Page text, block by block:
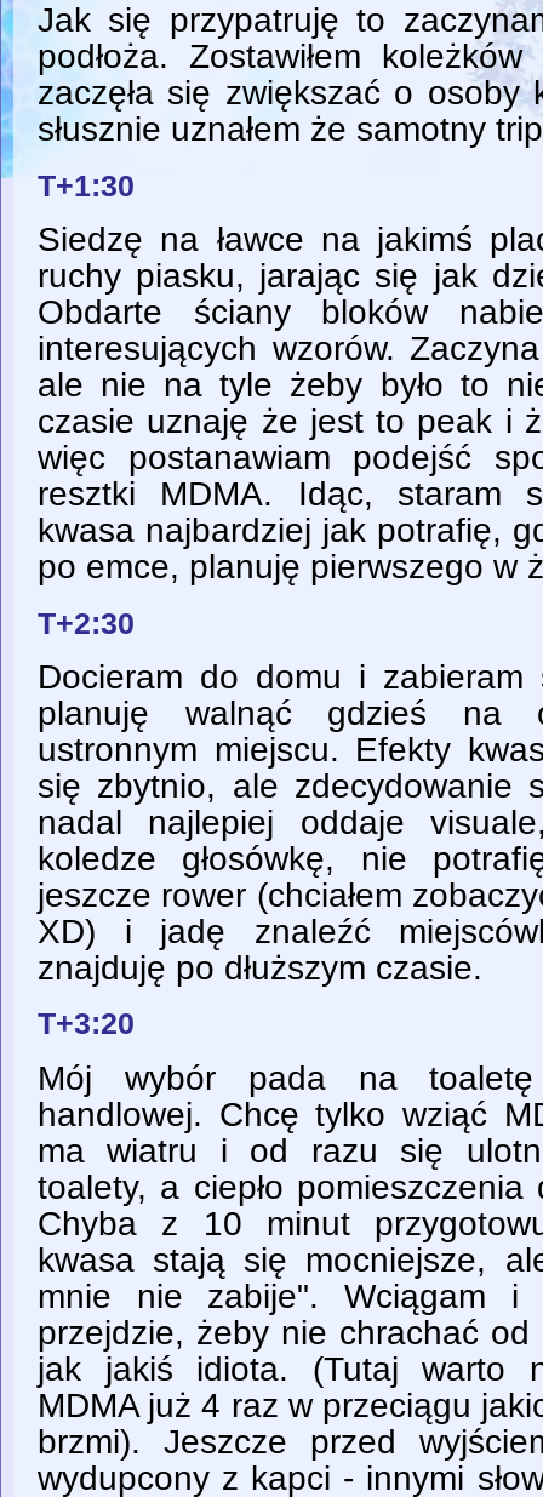
Jak się przypatruję to
podłoża. Zostawiłem
zaczęła się zwiększać o osoby
słusznie uznałem że samotny
T+1:30
Siedzę na ławce na jakimś
ruchy piasku, jarając się jak
Obdarte ściany bloków
interesujących wzorów.
ale nie na tyle żeby było to
czasie uznaję że jest to peak i
więc postanawiam podejść
resztki MDMA. Idąc, staram
kwasa najbardziej jak potrafię,
po emce, planuję pierwszego w
T+2:30
Docieram do domu i
planuję walnąć gdzieś na
ustronnym miejscu. Efekty
się zbytnio, ale zdecydowanie
nadal najlepiej oddaje
koledze głosówkę, nie
jeszcze rower (chciałem
XD) i jadę znaleźć
znajduję po dłuższym czasie.
T+3:20
Mój wybór pada na
handlowej. Chcę tylko wziąć
ma wiatru i od razu się
toalety, a ciepło
Chyba z 10 minut
kwasa stają się mocniejsze,
mnie nie zabije". Wciągam i
przejdzie, żeby nie chrachać
jak jakiś idiota. (Tutaj warto
MDMA już 4 raz w przeciągu
brzmi). Jeszcze przed
wydupcony z kapci - innymi